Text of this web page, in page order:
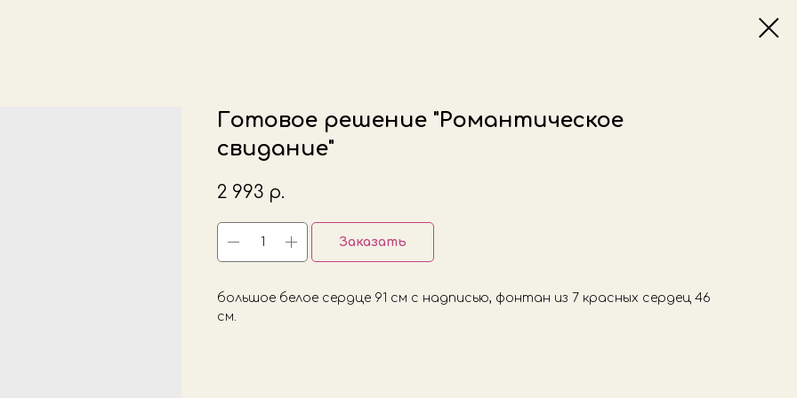
Готовое решение "Романтическое
свидание"
2 993 р.
Заказать
большое белое сердце 91 см с надписью, фонтан из 7 красных сердец 46
см.